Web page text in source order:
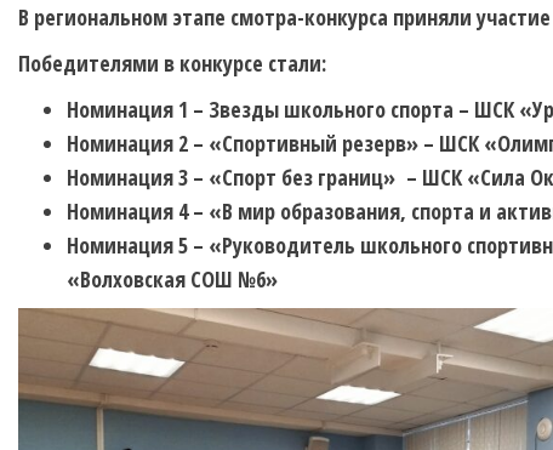
В региональном этапе смотра-конкурса приняли
Победителями в конкурсе стали:
Номинация 1 – Звезды школьного спорта – ШСК
Номинация 2 – «Спортивный резерв» – ШСК
Номинация 3 – «Спорт без границ» – ШСК «Сила
Номинация 4 – «В мир образования, спорта и
Номинация 5 – «Руководитель школьного
«Волховская СОШ №6»